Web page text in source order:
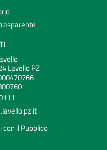
Lavello PZ
con il Pubblico